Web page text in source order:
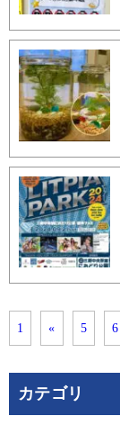
1 « 5 6
カテゴリ